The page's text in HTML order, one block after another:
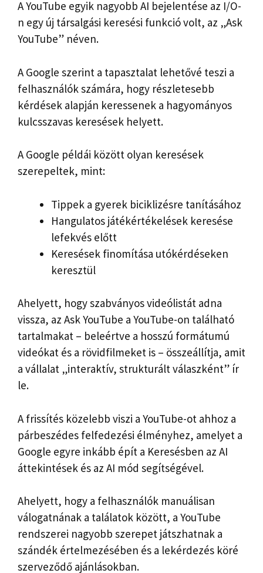
A YouTube egyik nagyobb AI bejelentése az I/O-
n egy új társalgási keresési funkció volt, az „Ask
YouTube” néven.
A Google szerint a tapasztalat lehetővé teszi a
felhasználók számára, hogy részletesebb
kérdések alapján keressenek a hagyományos
kulcsszavas keresések helyett.
A Google példái között olyan keresések
szerepeltek, mint:
Tippek a gyerek biciklizésre tanításához
Hangulatos játékértékelések keresése
lefekvés előtt
Keresések finomítása utókérdéseken
keresztül
Ahelyett, hogy szabványos videólistát adna
vissza, az Ask YouTube a YouTube-on található
tartalmakat – beleértve a hosszú formátumú
videókat és a rövidfilmeket is – összeállítja, amit
a vállalat „interaktív, strukturált válaszként” ír
le.
A frissítés közelebb viszi a YouTube-ot ahhoz a
párbeszédes felfedezési élményhez, amelyet a
Google egyre inkább épít a Keresésben az AI
áttekintések és az AI mód segítségével.
Ahelyett, hogy a felhasználók manuálisan
válogatnának a találatok között, a YouTube
rendszerei nagyobb szerepet játszhatnak a
szándék értelmezésében és a lekérdezés köré
szerveződő ajánlásokban.